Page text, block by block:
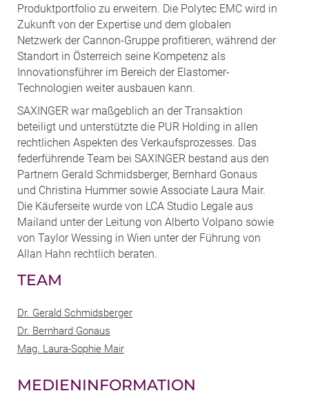
Produktportfolio zu erweitern. Die Polytec EMC wird in
Zukunft von der Expertise und dem globalen
Netzwerk der Cannon-Gruppe profitieren, während der
Standort in Österreich seine Kompetenz als
Innovationsführer im Bereich der Elastomer-
Technologien weiter ausbauen kann.
SAXINGER war maßgeblich an der Transaktion
beteiligt und unterstützte die PUR Holding in allen
rechtlichen Aspekten des Verkaufsprozesses. Das
federführende Team bei SAXINGER bestand aus den
Partnern Gerald Schmidsberger, Bernhard Gonaus
und Christina Hummer sowie Associate Laura Mair.
Die Käuferseite wurde von LCA Studio Legale aus
Mailand unter der Leitung von Alberto Volpano sowie
von Taylor Wessing in Wien unter der Führung von
Allan Hahn rechtlich beraten.
TEAM
Dr. Gerald Schmidsberger
Dr. Bernhard Gonaus
Mag. Laura-Sophie Mair
MEDIENINFORMATION